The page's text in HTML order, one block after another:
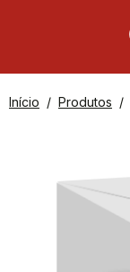
Início Produtos